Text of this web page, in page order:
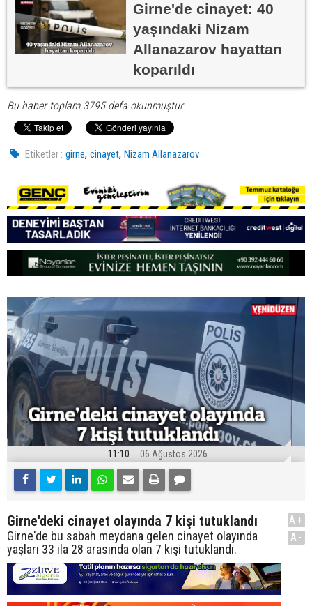
Girne'de cinayet: 40
yaşındaki Nizam
Allanazarov hayattan
koparıldı
Bu haber toplam 3795 defa okunmuştur
Etiketler : girne,cinayet,Nizam Allanazarov
11:10 06 Ağustos 2026
Girne'deki cinayet olayında 7 kişi tutuklandı
Girne'de bu sabah meydana gelen cinayet olayında
yaşları 33 ila 28 arasında olan 7 kişi tutuklandı.
A+
A-